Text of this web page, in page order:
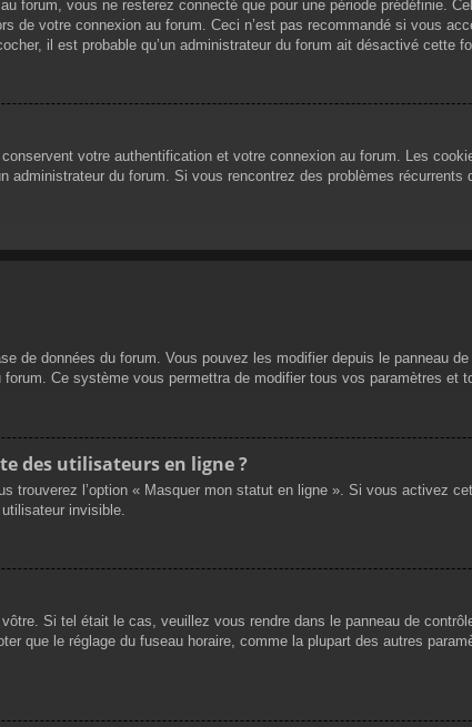
vous ne resterez connecté que pour une période prédéfinie.
de votre connexion au forum. Ceci n’est pas recommandé si vous
il est probable qu’un administrateur du forum ait désactivé cette
votre authentification et votre connexion au forum. Les
du forum. Si vous rencontrez des problèmes
données du forum. Vous pouvez les modifier depuis le panneau
Ce système vous permettra de modifier tous vos paramètres et
des utilisateurs en ligne ?
trouverez l’option « Masquer mon statut en ligne ». Si vous activez
invisible.
Si tel était le cas, veuillez vous rendre dans le panneau de
que le réglage du fuseau horaire, comme la plupart des autres